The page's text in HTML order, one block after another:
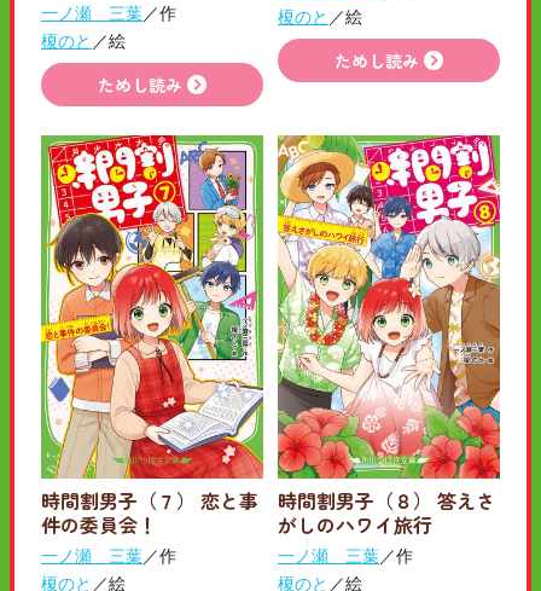
一ノ瀬 三葉／作
榎のと ／絵
ためし読み
榎のと ／絵
ためし読み
時間割男子（７） 恋と事
件の委員会！
一ノ瀬 三葉／作
榎のと ／絵
時間割男子（８） 答えさ
がしのハワイ旅行
一ノ瀬 三葉／作
榎のと ／絵